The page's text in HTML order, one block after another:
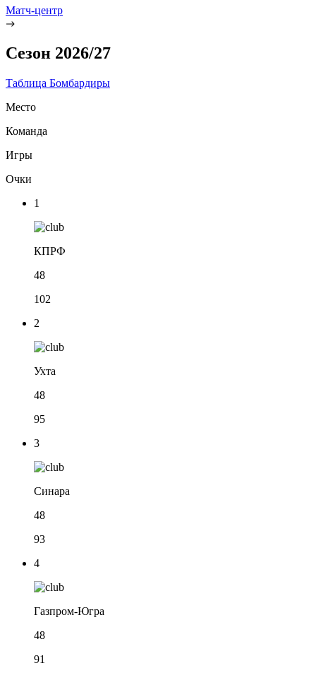
Матч-центр
Сезон 2026/27
Таблица Бомбардиры
Место
Команда
Игры
Очки
1
КПРФ
48
102
2
Ухта
48
95
3
Синара
48
93
4
Газпром-Югра
48
91